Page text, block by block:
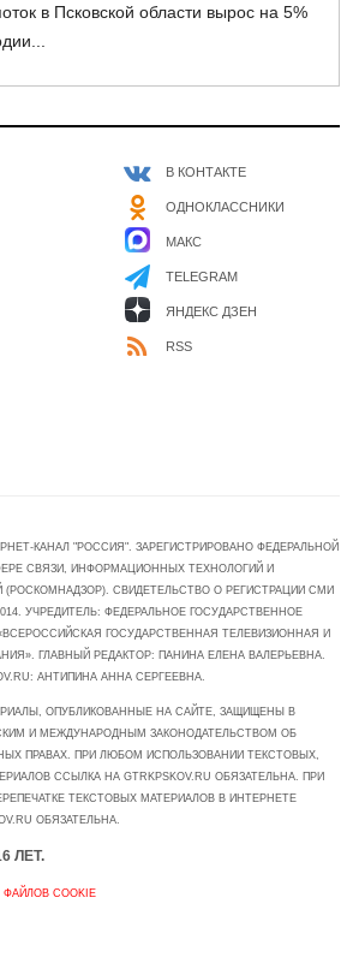
в Псковской области вырос на 5%
В КОНТАКТЕ
ОДНОКЛАССНИКИ
МАКС
TELEGRAM
ЯНДЕКС ДЗЕН
RSS
КАНАЛ "РОССИЯ". ЗАРЕГИСТРИРОВАНО ФЕДЕРАЛЬНОЙ
СВЯЗИ, ИНФОРМАЦИОННЫХ ТЕХНОЛОГИЙ И
СВИДЕТЕЛЬСТВО О РЕГИСТРАЦИИ СМИ
УЧРЕДИТЕЛЬ: ФЕДЕРАЛЬНОЕ ГОСУДАРСТВЕННОЕ
ГОСУДАРСТВЕННАЯ ТЕЛЕВИЗИОННАЯ И
ГЛАВНЫЙ РЕДАКТОР: ПАНИНА ЕЛЕНА ВАЛЕРЬЕВНА.
АНТИПИНА АННА СЕРГЕЕВНА.
ОПУБЛИКОВАННЫЕ НА САЙТЕ, ЗАЩИЩЕНЫ В
И МЕЖДУНАРОДНЫМ ЗАКОНОДАТЕЛЬСТВОМ ОБ
ПРАВАХ. ПРИ ЛЮБОМ ИСПОЛЬЗОВАНИИ ТЕКСТОВЫХ,
ССЫЛКА НА GTRKPSKOV.RU ОБЯЗАТЕЛЬНА. ПРИ
ТЕКСТОВЫХ МАТЕРИАЛОВ В ИНТЕРНЕТЕ
ОБЯЗАТЕЛЬНА.
ЛЕТ.
COOKIE